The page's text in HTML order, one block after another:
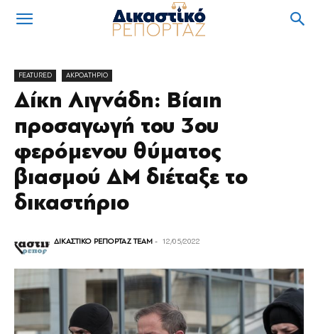
FEATURED ΑΚΡΟΑΤΗΡΙΟ
Δίκη Λιγνάδη: Βίαιη
προσαγωγή του 3ου
φερόμενου θύματος
βιασμού ΔΜ διέταξε το
δικαστήριο
ΔΙΚΑΣΤΙΚΟ ΡΕΠΟΡΤΑΖ TEAM - 12/05/2022